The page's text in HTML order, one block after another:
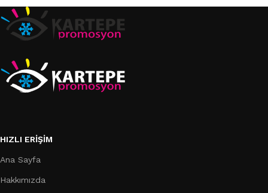
HIZLI ERIŞIM
Ana Sayfa
Hakkımızda